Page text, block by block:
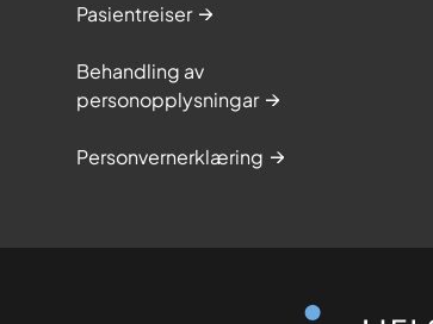
Pasientreiser
Behandling av
personopplysningar
Personvernerklæring